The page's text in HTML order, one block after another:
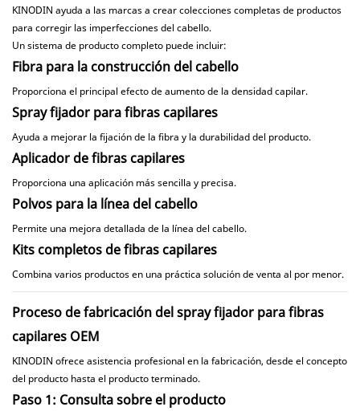
KINODIN ayuda a las marcas a crear colecciones completas de productos
para corregir las imperfecciones del cabello.
Un sistema de producto completo puede incluir:
Fibra para la construcción del cabello
Proporciona el principal efecto de aumento de la densidad capilar.
Spray fijador para fibras capilares
Ayuda a mejorar la fijación de la fibra y la durabilidad del producto.
Aplicador de fibras capilares
Proporciona una aplicación más sencilla y precisa.
Polvos para la línea del cabello
Permite una mejora detallada de la línea del cabello.
Kits completos de fibras capilares
Combina varios productos en una práctica solución de venta al por menor.
Proceso de fabricación del spray fijador para fibras
capilares OEM
KINODIN ofrece asistencia profesional en la fabricación, desde el concepto
del producto hasta el producto terminado.
Paso 1: Consulta sobre el producto